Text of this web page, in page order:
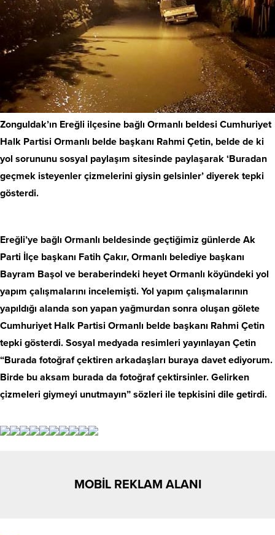
Zonguldak’ın Ereğli ilçesine bağlı Ormanlı beldesi Cumhuriyet
Halk Partisi Ormanlı belde başkanı Rahmi Çetin, belde de ki
yol sorununu sosyal paylaşım sitesinde paylaşarak ‘Buradan
geçmek isteyenler çizmelerini giysin gelsinler’ diyerek tepki
gösterdi.
Ereğli’ye bağlı Ormanlı beldesinde geçtiğimiz günlerde Ak
Parti İlçe başkanı Fatih Çakır, Ormanlı belediye başkanı
Bayram Başol ve beraberindeki heyet Ormanlı köyündeki yol
yapım çalışmalarını incelemişti. Yol yapım çalışmalarının
yapıldığı alanda son yapan yağmurdan sonra oluşan gölete
Cumhuriyet Halk Partisi Ormanlı belde başkanı Rahmi Çetin
tepki gösterdi. Sosyal medyada resimleri yayınlayan Çetin
“Burada fotoğraf çektiren arkadaşları buraya davet ediyorum.
Birde bu aksam burada da fotoğraf çektirsinler. Gelirken
çizmeleri giymeyi unutmayın” sözleri ile tepkisini dile getirdi.
MOBİL REKLAM ALANI